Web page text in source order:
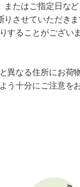
たはご指定日など
させていただき
ることがござい
異なる住所にお荷
十分にご注意を